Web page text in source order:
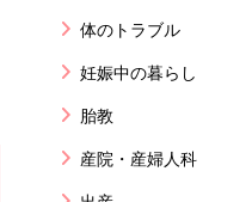
体のトラブル
妊娠中の暮らし
胎教
産院・産婦人科